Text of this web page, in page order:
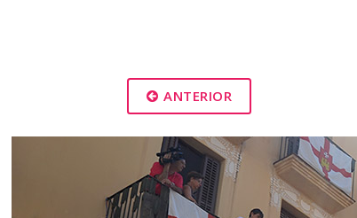
ANTERIOR